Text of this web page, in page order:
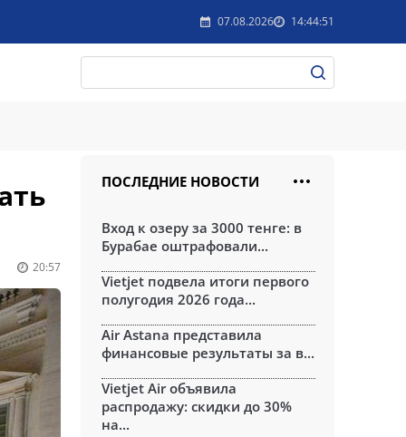
07.08.2026 14:44:51
20:57
ПОСЛЕДНИЕ НОВОСТИ
Вход к озеру за 3000 тенге: в
Бурабае оштрафовали...
Vietjet подвела итоги первого
полугодия 2026 года...
Air Astana представила
финансовые результаты за в...
Vietjet Air объявила
распродажу: скидки до 30%
на...